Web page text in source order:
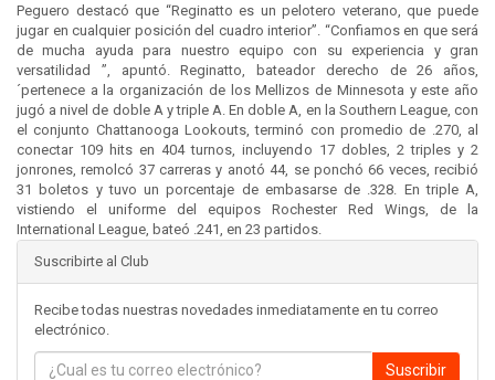
Peguero destacó que “Reginatto es un pelotero veterano, que puede
jugar en cualquier posición del cuadro interior”. “Confiamos en que será
de mucha ayuda para nuestro equipo con su experiencia y gran
versatilidad ”, apuntó. Reginatto, bateador derecho de 26 años,
´pertenece a la organización de los Mellizos de Minnesota y este año
jugó a nivel de doble A y triple A. En doble A, en la Southern League, con
el conjunto Chattanooga Lookouts, terminó con promedio de .270, al
conectar 109 hits en 404 turnos, incluyendo 17 dobles, 2 triples y 2
jonrones, remolcó 37 carreras y anotó 44, se ponchó 66 veces, recibió
31 boletos y tuvo un porcentaje de embasarse de .328. En triple A,
vistiendo el uniforme del equipos Rochester Red Wings, de la
International League, bateó .241, en 23 partidos.
Suscribirte al Club
Recibe todas nuestras novedades inmediatamente en tu correo
electrónico.
Suscribir